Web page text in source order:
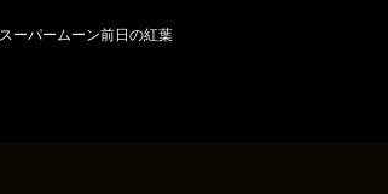
ーパームーン前日の紅葉